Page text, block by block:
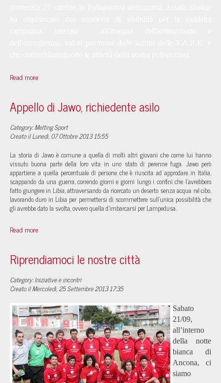
Read more
Appello di Jawo, richiedente asilo
Category: Melting Sport
Creato il Lunedì, 07 Ottobre 2013 15:55
La storia di Jawo è comune a quella di molti altri giovani che come lui hanno
vissuto buona parte della loro vita in uno stato di perenne fuga. Jawo però
appartiene a quella percentuale di persone che è riuscita ad approdare in Italia,
scappando da una guerra, correndo giorni e giorni lungo i confini che l’avrebbero
fatto giungere in Libia, attraversando da ricercato un deserto senza acqua né cibo,
lavorando duro in Libia per permettersi di scommettere sull’unica possibilità che
gli avrebbe dato la svolta, ovvero quella d’imbarcarsi per Lampedusa.
Read more
Riprendiamoci le nostre città
Category: Iniziative e incontri
Creato il Mercoledì, 25 Settembre 2013 17:35
Sabato
21/09,
all’interno
della notte
bianca di
Ancona, ci
siamo